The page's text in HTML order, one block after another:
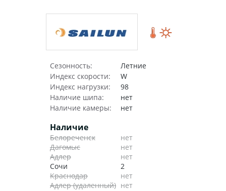
Сезонность:
Летние
Индекс скорости:
W
Индекс нагрузки:
98
Наличие шипа:
нет
Наличие камеры:
нет
Наличие
Белореченск
нет
Дагомыс
нет
Адлер
нет
Сочи
2
Краснодар
нет
Адлер (удаленный) нет